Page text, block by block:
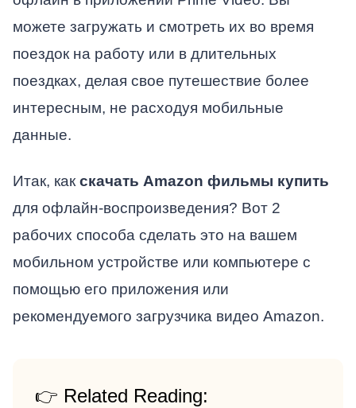
можете загружать и смотреть их во время
поездок на работу или в длительных
поездках, делая свое путешествие более
интересным, не расходуя мобильные
данные.
Итак, как скачать Amazon фильмы купить
для офлайн-воспроизведения? Вот 2
рабочих способа сделать это на вашем
мобильном устройстве или компьютере с
помощью его приложения или
рекомендуемого загрузчика видео Amazon.
👉 Related Reading: